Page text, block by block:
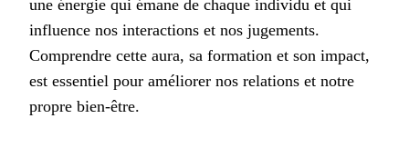
une énergie qui émane de chaque individu et qui
influence nos interactions et nos jugements.
Comprendre cette aura, sa formation et son impact,
est essentiel pour améliorer nos relations et notre
propre bien-être.